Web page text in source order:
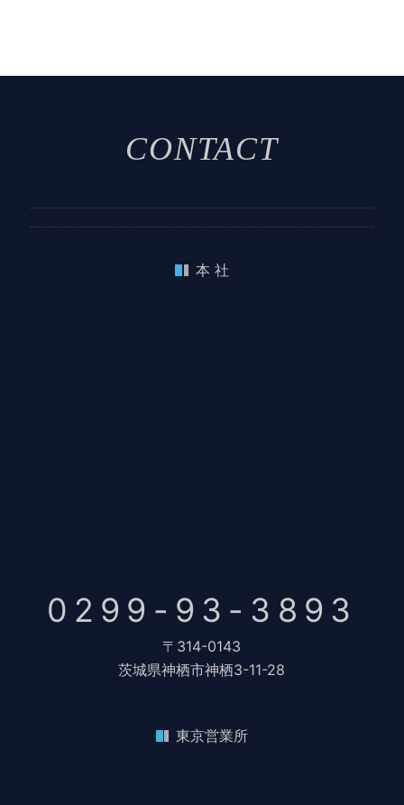
CONTACT
本 社
0299-93-3893
〒314-0143
茨城県神栖市神栖3-11-28
東京営業所